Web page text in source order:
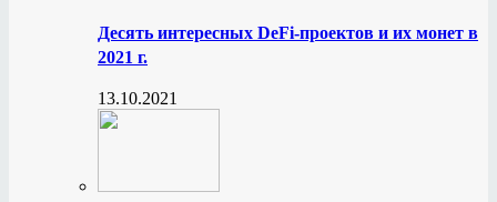
Десять интересных DeFi-проектов и их монет в
2021 г.
13.10.2021